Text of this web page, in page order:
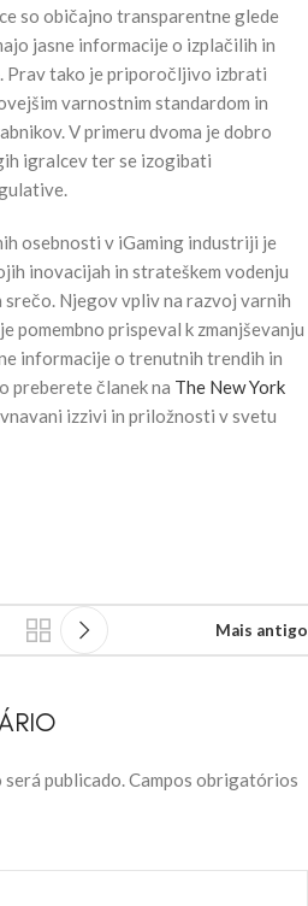
so običajno transparentne glede
jasne informacije o izplačilih in
Prav tako je priporočljivo izbrati
varnostnim standardom in
V primeru dvoma je dobro
igralcev ter se izogibati
osebnosti v iGaming industriji je
inovacijah in strateškem vodenju
Njegov vpliv na razvoj varnih
pomembno prispeval k zmanjševanju
informacije o trenutnih trendih in
preberete članek na The New York
izzivi in priložnosti v svetu
Mais antigo
será publicado.Campos obrigatórios